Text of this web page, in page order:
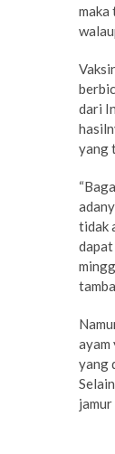
maka
dari
yang
tidak
ayam
yang
jamur